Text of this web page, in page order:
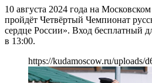
10 августа 2024 года на
пройдёт Четвёртый Чемпионат
сердце России». Вход бесплатный
в 13:00.
https://kudamoscow.ru/uploads/